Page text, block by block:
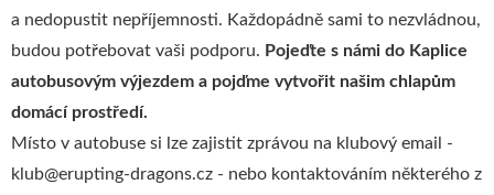
a nedopustit nepříjemnosti. Každopádně sami to nezvládnou,
budou potřebovat vaši podporu. Pojeďte s námi do Kaplice
autobusovým výjezdem a pojďme vytvořit našim chlapům
domácí prostředí.
Místo v autobuse si lze zajistit zprávou na klubový email -
klub@erupting-dragons.cz - nebo kontaktováním některého z